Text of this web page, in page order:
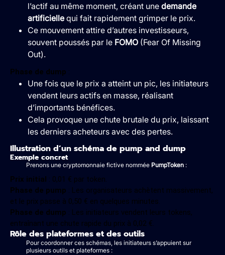
l’actif au même moment, créant une demande
artificielle qui fait rapidement grimper le prix.
Ce mouvement attire d’autres investisseurs,
souvent poussés par le FOMO (Fear Of Missing
Out).
Phase de dump :
Une fois que le prix a atteint un pic, les initiateurs
vendent leurs actifs en masse, réalisant
d’importants bénéfices.
Cela provoque une chute brutale du prix, laissant
les derniers acheteurs avec des pertes.
Illustration d’un schéma de pump and dump
Exemple concret
Prenons une cryptomonnaie fictive nommée PumpToken :
Prix initial : 0,01 € par token.
Phase de pump : Les organisateurs achètent massivement,
et le prix passe à 0,50 € en quelques minutes.
Phase de dump : Les initiateurs vendent leurs tokens,
entraînant une chute rapide du prix à 0,02 €.
Rôle des plateformes et des outils
Pour coordonner ces schémas, les initiateurs s’appuient sur
plusieurs outils et plateformes :